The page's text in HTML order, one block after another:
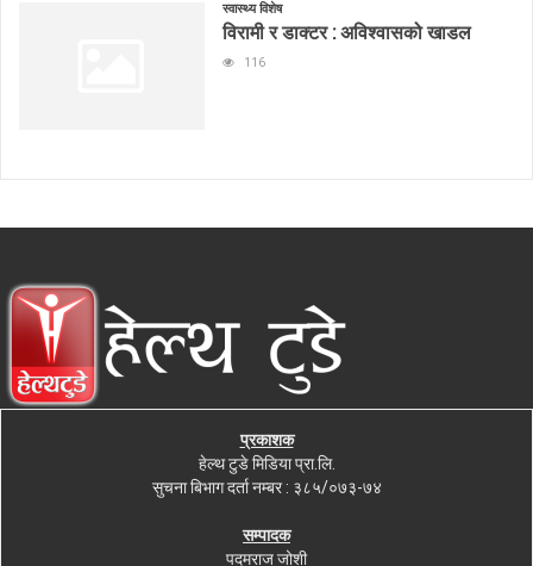
स्वास्थ्य विशेष
विरामी र डाक्टर : अविश्वासको खाडल
116
प्रकाशक
हेल्थ टुडे मिडिया प्रा.लि.
सुचना बिभाग दर्ता नम्बर : ३८५/०७३-७४
सम्पादक
पदमराज जोशी